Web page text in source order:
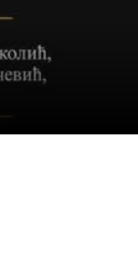
ДЕЈНОСТ
ПРИ КАТАСТРОФИ